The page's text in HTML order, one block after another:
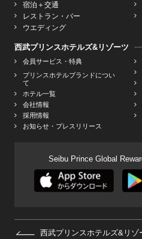
宿泊＋交通
レストラン・バー
ウエディング
西武プリンスホテルズ&リゾーツ
会員サービス・特典
プリンスホテルブランドについ
て
ホテル一覧
会社情報
採用情報
お知らせ・プレスリリース
Seibu Prince Global
西武プリンスホテルズ&リゾ